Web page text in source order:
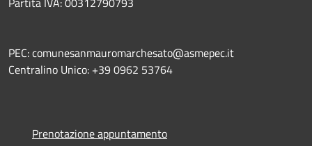
PEC: comunesanmauromarchesato@asmepec.it
Centralino Unico: +39 0962 53764
Prenotazione appuntamento